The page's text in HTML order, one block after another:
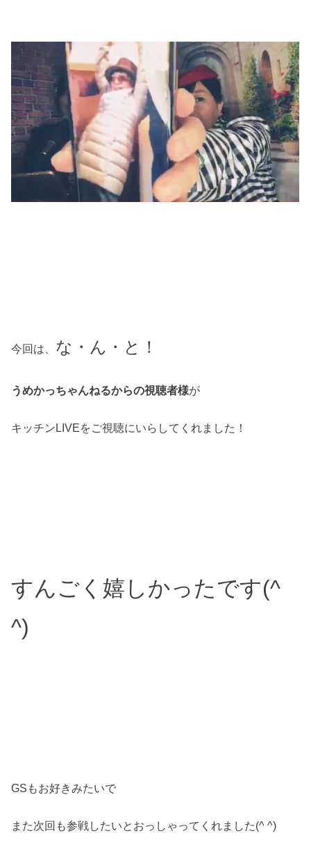
今回は、 な・ん・と！
うめかっちゃんねるからの視聴者様が
キッチンLIVEをご視聴にいらしてくれました！
すんごく嬉しかったです(^
^)
GSもお好きみたいで
また次回も参戦したいとおっしゃってくれました(^ ^)